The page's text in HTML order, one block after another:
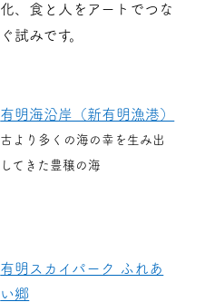
化、食と人をアートでつな
ぐ試みです。
有明海沿岸（新有明漁港）
古より多くの海の幸を生み出
してきた豊穣の海
有明スカイパーク ふれあ
い郷